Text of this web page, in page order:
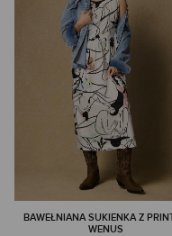
BAWEŁNIANA SUKIENKA Z
WENUS